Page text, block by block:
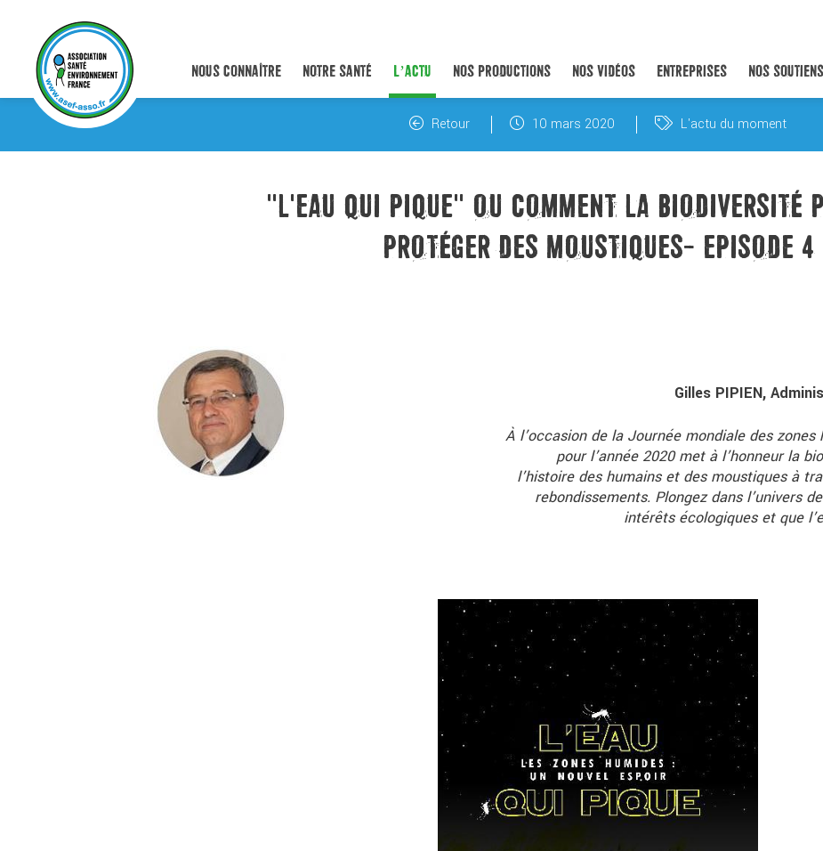
NOUS CONNAÎTRE NOTRE SANTÉ L’ACTU NOS PRODUCTIONS NOS VIDÉOS ENTREPRISES NOS SOUTIENS
Retour 10 mars 2020 L'actu du moment
"L'EAU QUI PIQUE" OU COMMENT LA BIODIVERSITÉ
PROTÉGER DES MOUSTIQUES- EPISODE 4
Gilles PIPIEN,
À l’occasion de la Journée mondiale des
pour l’année 2020 met à l’honneur la
l’histoire des humains et des moustiques à
rebondissements. Plongez dans l’univers
intérêts écologiques et que